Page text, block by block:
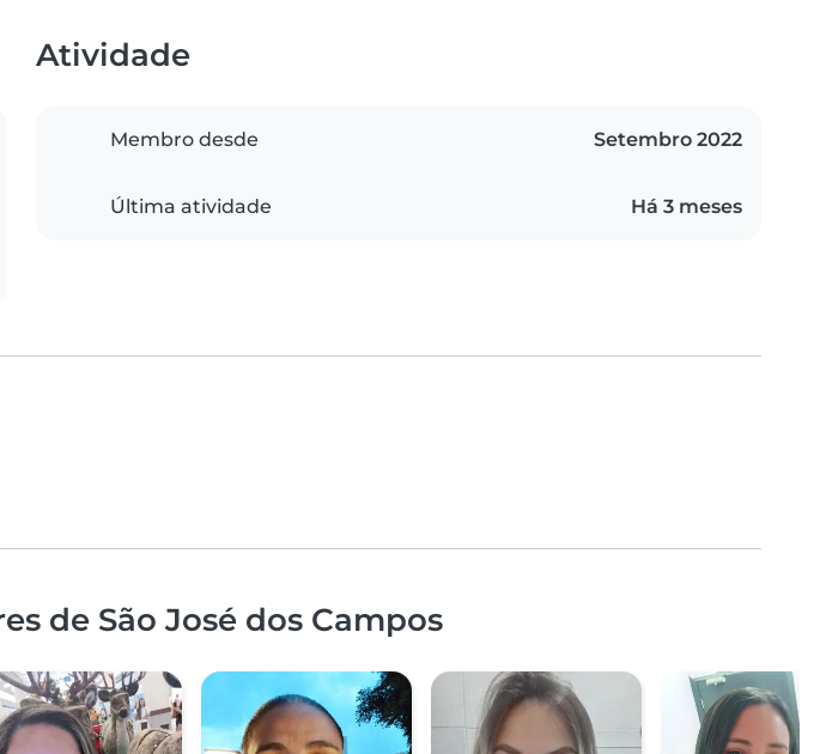
Atividade
Membro desde Setembro 2022
Última atividade Há 3 meses
de São José dos Campos